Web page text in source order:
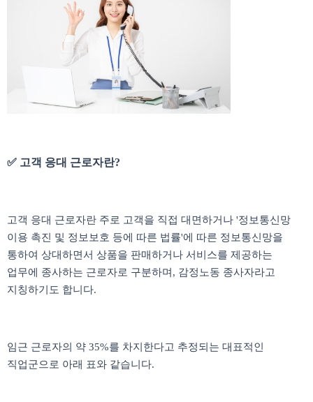
✅ 고객 응대 근로자란?
고객 응대 근로자란 주로 고객을 직접 대면하거나 '정보통신망
이용 촉진 및 정보보호 등에 따른 법률'에 따른 정보통신망을
통하여 상대하면서 상품을 판매하거나 서비스를 제공하는
업무에 종사하는 근로자로 구분하며, 감정노동 종사자라고
지칭하기도 합니다.
임근 근로자의 약 35%를 차지한다고 추정되는 대표적인
직업군으로 아래 표와 같습니다.